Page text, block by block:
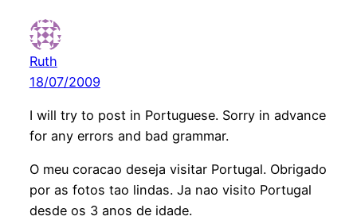
Ruth
18/07/2009
I will try to post in Portuguese. Sorry in advance
for any errors and bad grammar.
O meu coracao deseja visitar Portugal. Obrigado
por as fotos tao lindas. Ja nao visito Portugal
desde os 3 anos de idade.